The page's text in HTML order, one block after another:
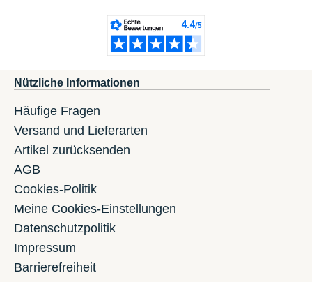
Nützliche Informationen
Häufige Fragen
Versand und Lieferarten
Artikel zurücksenden
AGB
Cookies-Politik
Meine Cookies-Einstellungen
Datenschutzpolitik
Impressum
Barrierefreiheit